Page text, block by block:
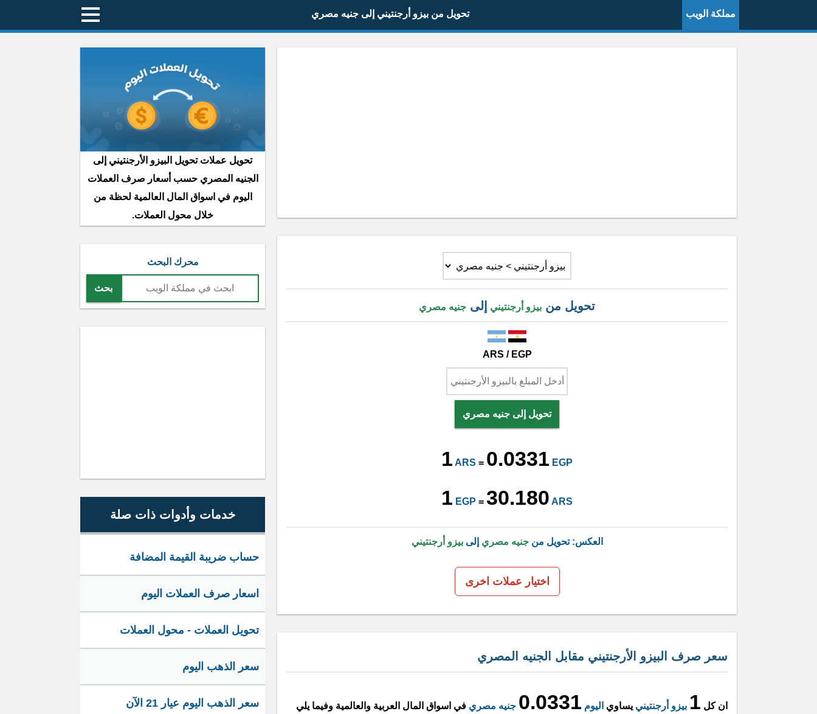
مملكة الويب تحويل من بيزو أرجنتيني إلى جنيه مصري
تحويل من بيزو أرجنتيني إلى جنيه مصري
ARS / EGP
تحويل إلى جنيه مصري
1 ARS = 0.0331 EGP
1 EGP = 30.180 ARS
العكس: تحويل منجنيه مصري إلىبيزو أرجنتيني
اختيار عملات اخرى
سعر صرف البيزو الأرجنتيني مقابل الجنيه المصري
ان كل 1 بيزو أرجنتيني يساوي اليوم 0.0331 جنيه مصري في اسواق المال العربية والعالمية وفيما يلي
تحويل عملات تحويل البيزو الأرجنتيني إلى
الجنيه المصري حسب أسعار صرف العملات
اليوم في اسواق المال العالمية لحظة من
خلال محول العملات.
محرك البحث
بحث
خدمات وأدوات ذات صلة
حساب ضريبة القيمة المضافة
اسعار صرف العملات اليوم
تحويل العملات - محول العملات
سعر الذهب اليوم
سعر الذهب اليوم عيار 21 الآن